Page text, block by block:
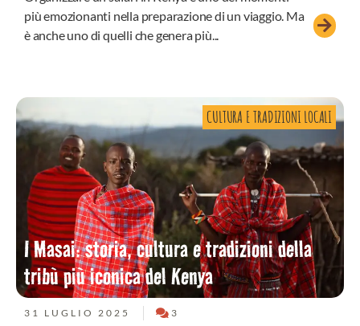
più emozionanti nella preparazione di un viaggio. Ma
è anche uno di quelli che genera più...
CULTURA E TRADIZIONI LOCALI
I Masai: storia, cultura e tradizioni della
tribù più iconica del Kenya
31 LUGLIO 2025 3